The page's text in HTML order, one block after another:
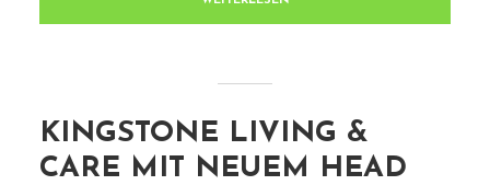
KINGSTONE LIVING &
CARE MIT NEUEM HEAD